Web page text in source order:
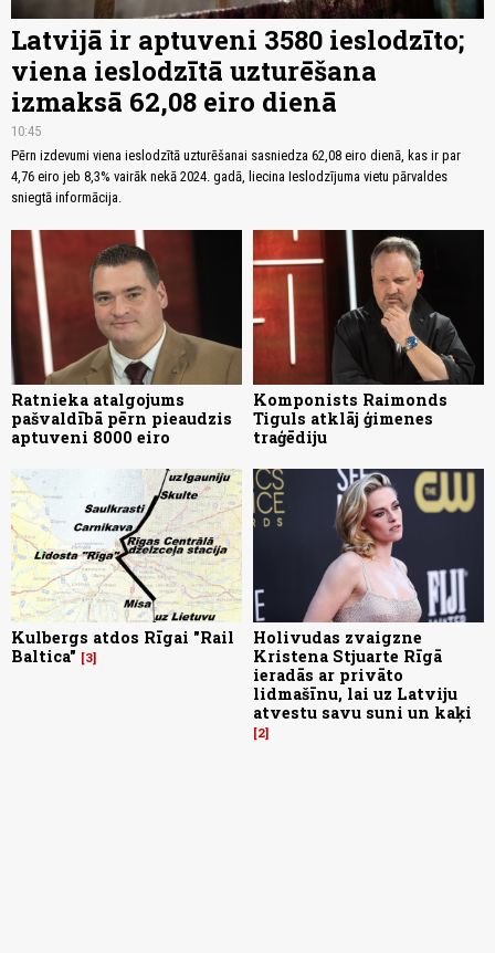
Latvijā ir aptuveni 3580 ieslodzīto;
viena ieslodzītā uzturēšana
izmaksā 62,08 eiro dienā
10:45
Pērn izdevumi viena ieslodzītā uzturēšanai sasniedza 62,08 eiro dienā, kas ir par
4,76 eiro jeb 8,3% vairāk nekā 2024. gadā, liecina Ieslodzījuma vietu pārvaldes
sniegtā informācija.
Ratnieka atalgojums
pašvaldībā pērn pieaudzis
aptuveni 8000 eiro
Komponists Raimonds
Tiguls atklāj ģimenes
traģēdiju
Kulbergs atdos Rīgai "Rail
Baltica"
3
Holivudas zvaigzne
Kristena Stjuarte Rīgā
ieradās ar privāto
lidmašīnu, lai uz Latviju
atvestu savu suni un kaķi
2